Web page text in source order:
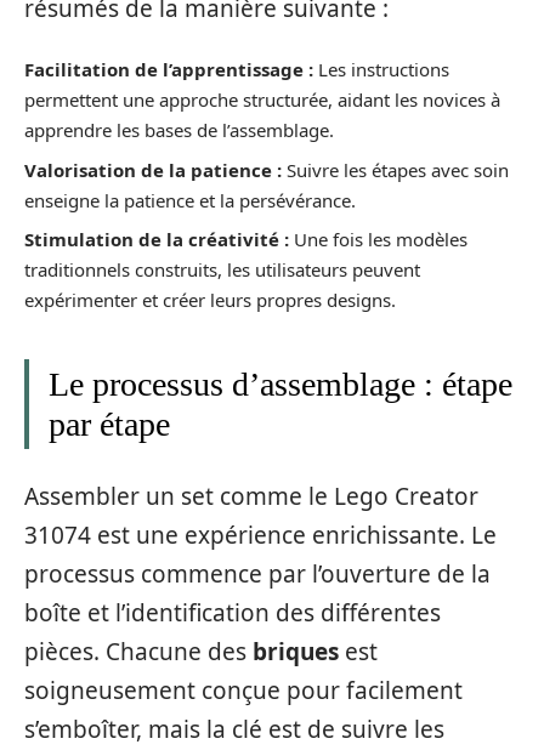
résumés de la manière suivante :
Facilitation de l’apprentissage : Les instructions
permettent une approche structurée, aidant les novices à
apprendre les bases de l’assemblage.
Valorisation de la patience : Suivre les étapes avec soin
enseigne la patience et la persévérance.
Stimulation de la créativité : Une fois les modèles
traditionnels construits, les utilisateurs peuvent
expérimenter et créer leurs propres designs.
Le processus d’assemblage : étape
par étape
Assembler un set comme le Lego Creator
31074 est une expérience enrichissante. Le
processus commence par l’ouverture de la
boîte et l’identification des différentes
pièces. Chacune des briques est
soigneusement conçue pour facilement
s’emboîter, mais la clé est de suivre les